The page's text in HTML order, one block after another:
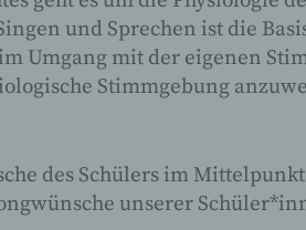
und Sprechen ist die
Umgang mit der eigenen
Stimmgebung
des Schülers im
unserer
d) Einschränkung der
gespeicherter
ihre künftige Verarbeitung